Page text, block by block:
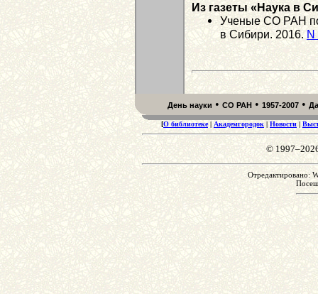
Из газеты «Наука в
Ученые СО РАН
в Сибири. 2016.N
День науки • СО РАН • 1957-2007 •
[О библиотеке| Академгородок | Новости |
©
Отредактировано: